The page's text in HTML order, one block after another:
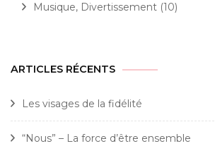
Musique, Divertissement (10)
ARTICLES RÉCENTS
Les visages de la fidélité
“Nous” – La force d’être ensemble